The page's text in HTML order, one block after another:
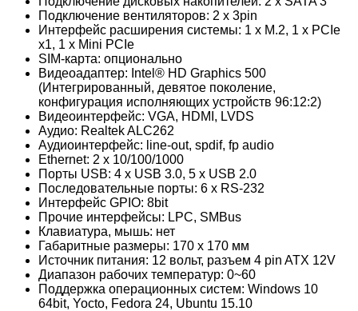
Подключение вентиляторов: 2 x 3pin
Интерфейс расширения системы: 1 x M.2, 1 x PCIe
x1, 1 x Mini PCIe
SIM-карта: опционально
Видеоадаптер: Intel® HD Graphics 500
(Интегрированный, девятое поколение,
конфигурация исполняющих устройств 96:12:2)
Видеоинтерфейс: VGA, HDMI, LVDS
Аудио: Realtek ALC262
Аудиоинтерфейс: line-out, spdif, fp audio
Ethernet: 2 x 10/100/1000
Порты USB: 4 x USB 3.0, 5 x USB 2.0
Последовательные порты: 6 x RS-232
Интерфейс GPIO: 8bit
Прочие интерфейсы: LPC, SMBus
Клавиатура, мышь: нет
Габаритные размеры: 170 x 170 мм
Источник питания: 12 вольт, разъем 4 pin ATX 12V
Диапазон рабочих температур: 0~60
Поддержка операционных систем: Windows 10
64bit, Yocto, Fedora 24, Ubuntu 15.10